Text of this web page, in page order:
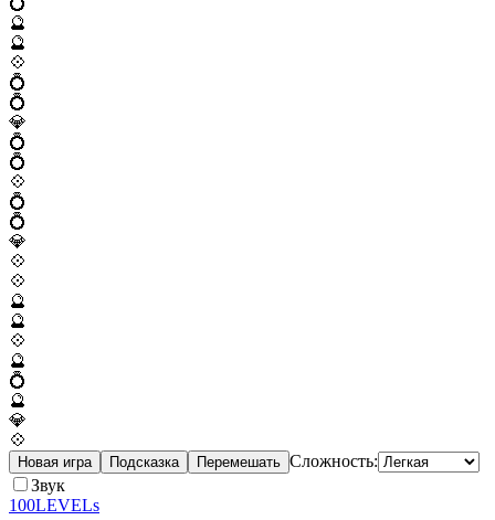
🔮
🔮
💠
💍
💍
💎
💍
💍
💠
💍
💍
💎
💠
💠
🔮
🔮
💠
🔮
💍
🔮
💎
💠
Новая игра Подсказка Перемешать Сложность:
Звук
100LEVELs